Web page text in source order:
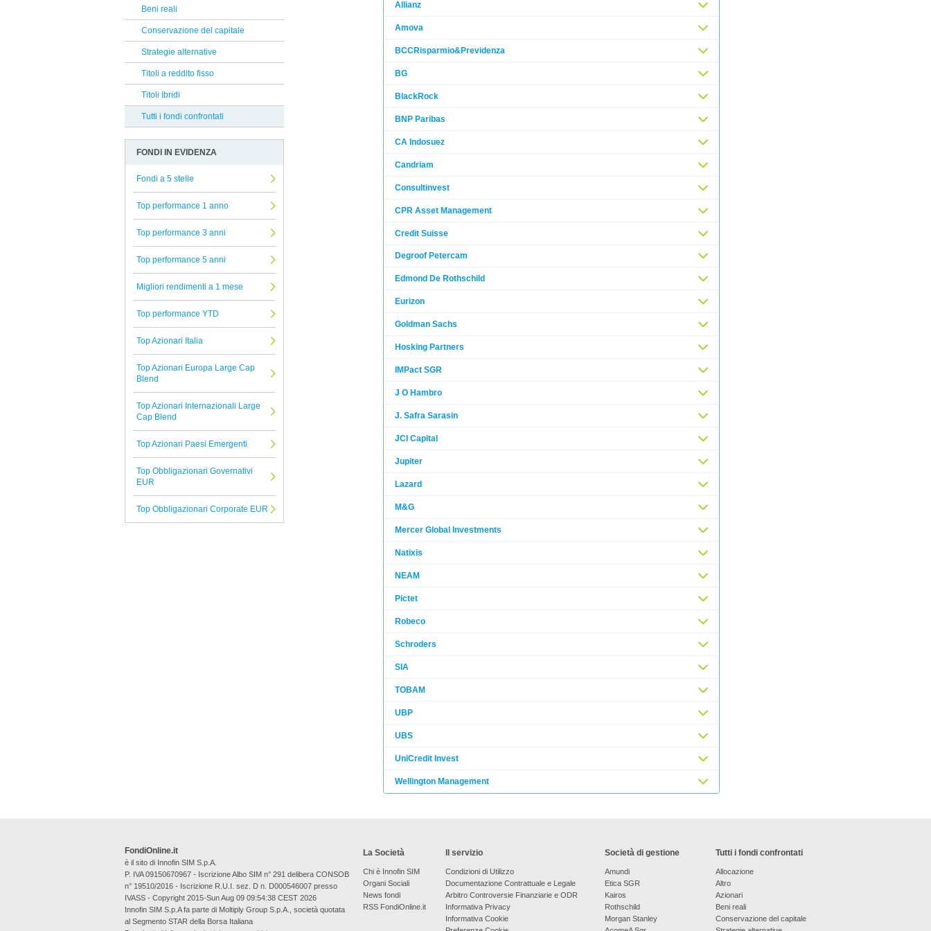
Reclami Assicurativi
Reclami Servizio di Investimento
Nord Est
Nordea
Vontobel
Natixis
AcomeA Sgr
Edmond De Rothschild AM
Infusive Fund
Bantleon
Capital Group
Albermarle
Corner
J.P. Morgan
Tutte le Società di Gestione
Beni reali
Conservazione del capitale
Strategie alternative
Titoli a reddito fisso
Titoli Ibridi
Tutti i fondi confrontati
Allianz
Amova
BCCRisparmio&Previdenza
BG
BlackRock
BNP Paribas
CA Indosuez
Candriam
Consultinvest
CPR Asset Management
Credit Suisse
Degroof Petercam
Edmond De Rothschild
Eurizon
Goldman Sachs
Hosking Partners
IMPact SGR
J O Hambro
J. Safra Sarasin
JCI Capital
Jupiter
Lazard
M&G
Mercer Global Investments
Natixis
NEAM
Pictet
Robeco
Schroders
SIA
TOBAM
UBP
UBS
UniCredit Invest
Wellington Management
FONDI IN EVIDENZA
Fondi a 5 stelle
Top performance 1 anno
Top performance 3 anni
Top performance 5 anni
Migliori rendimenti a 1 mese
Top performance YTD
Top Azionari Italia
Top Azionari Europa Large Cap
Blend
Top Azionari Internazionali Large
Cap Blend
Top Azionari Paesi Emergenti
Top Obbligazionari Governativi
EUR
Top Obbligazionari Corporate EUR
La Società
Chi è Innofin SIM
Organi Sociali
News fondi
RSS FondiOnline.it
Il servizio
Condizioni di Utilizzo
Documentazione Contrattuale e Legale
Arbitro Controversie Finanziarie e ODR
Informativa Privacy
Informativa Cookie
Società di gestione
Amundi
Etica SGR
Kairos
Rothschild
Morgan Stanley
Tutti i fondi confrontati
Allocazione
Altro
Azionari
Beni reali
Conservazione del capitale
FondiOnline.it
è il sito di Innofin SIM S.p.A.
P. IVA 09150670967 - Iscrizione Albo SIM n° 291 delibera CONSOB
n° 19510/2016 - Iscrizione R.U.I. sez. D n. D000546007 presso
IVASS - Copyright 2015-Sun Aug 09 09:54:38 CEST 2026
Innofin SIM S.p.A fa parte di Moltiply Group S.p.A., società quotata
al Segmento STAR della Borsa Italiana